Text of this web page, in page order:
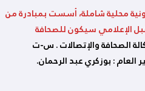
محلية شاملة، أسست بمبادرة من
الإعلامي سيكون للصحافة
الصحافة والإتصالات . س-ت